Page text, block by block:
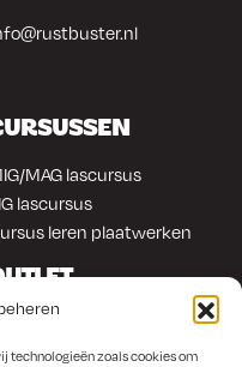
technologieën zoals cookies om
MAG lascursus
lascursus
leren plaatwerken
en in de auto werken